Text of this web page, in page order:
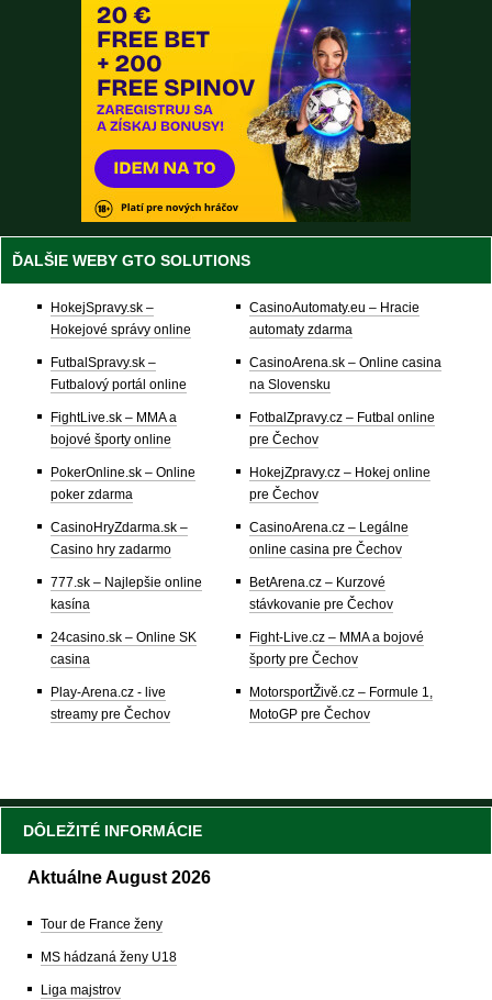
ĎALŠIE WEBY GTO SOLUTIONS
HokejSpravy.sk –
Hokejové správy online
FutbalSpravy.sk –
Futbalový portál online
FightLive.sk – MMA a
bojové športy online
PokerOnline.sk – Online
poker zdarma
CasinoHryZdarma.sk –
Casino hry zadarmo
777.sk – Najlepšie online
kasína
24casino.sk – Online SK
casina
Play-Arena.cz - live
streamy pre Čechov
CasinoAutomaty.eu – Hracie
automaty zdarma
CasinoArena.sk – Online casina
na Slovensku
FotbalZpravy.cz – Futbal online
pre Čechov
HokejZpravy.cz – Hokej online
pre Čechov
CasinoArena.cz – Legálne
online casina pre Čechov
BetArena.cz – Kurzové
stávkovanie pre Čechov
Fight-Live.cz – MMA a bojové
športy pre Čechov
MotorsportŽivě.cz – Formule 1,
MotoGP pre Čechov
DÔLEŽITÉ INFORMÁCIE
Aktuálne August 2026
Tour de France ženy
MS hádzaná ženy U18
Liga majstrov